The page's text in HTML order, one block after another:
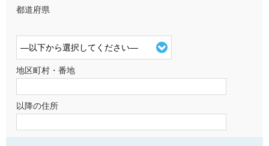
都道府県
地区町村・番地
以降の住所